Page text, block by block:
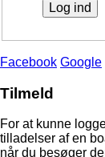
Facebook Google
Tilmeld
For at kunne
tilladelser af en
når du besøger